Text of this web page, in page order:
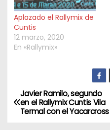
Aplazado el Rallymix de
Cuntis
12 marzo, 2020
En «Rallymix»
N
a
Javier Ramilo, segundo
en el Rallymix Cuntis Vila
Termal con el Yacarcross